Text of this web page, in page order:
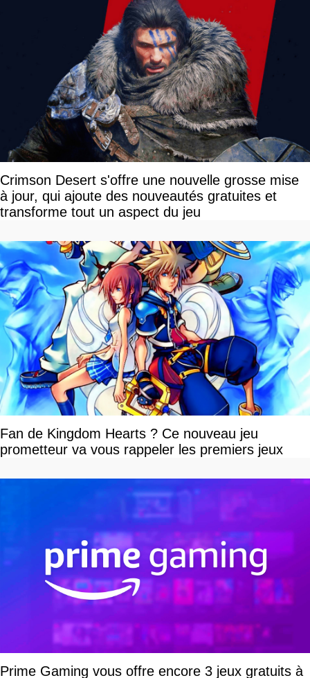
Crimson Desert s'offre une nouvelle grosse mise
à jour, qui ajoute des nouveautés gratuites et
transforme tout un aspect du jeu
Fan de Kingdom Hearts ? Ce nouveau jeu
prometteur va vous rappeler les premiers jeux
Prime Gaming vous offre encore 3 jeux gratuits à